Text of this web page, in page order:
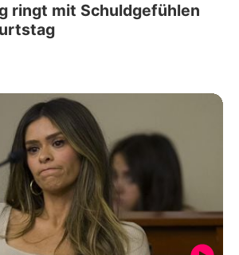
ringt mit Schuldgefühlen